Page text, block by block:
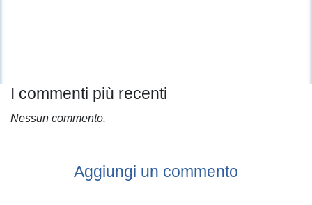
I commenti più recenti
Nessun commento.
Aggiungi un commento